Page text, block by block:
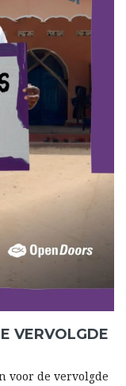
VERVOLGDE
voor de vervolgde